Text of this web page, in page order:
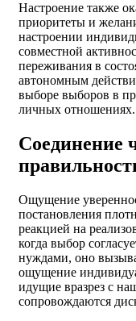
Настроение также
приоритеты и
настроении
совместной
переживания в
автономным
выборе выборов в
личных отношениях.
Соединение
Ощущение
постановления
реакцией на
когда выбор
нуждами, оно
ощущение
идущие вразрез с
сопровождаются